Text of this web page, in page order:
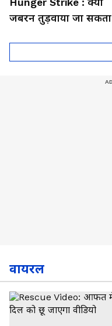
जबरन तुड़वाया जा
वायरल